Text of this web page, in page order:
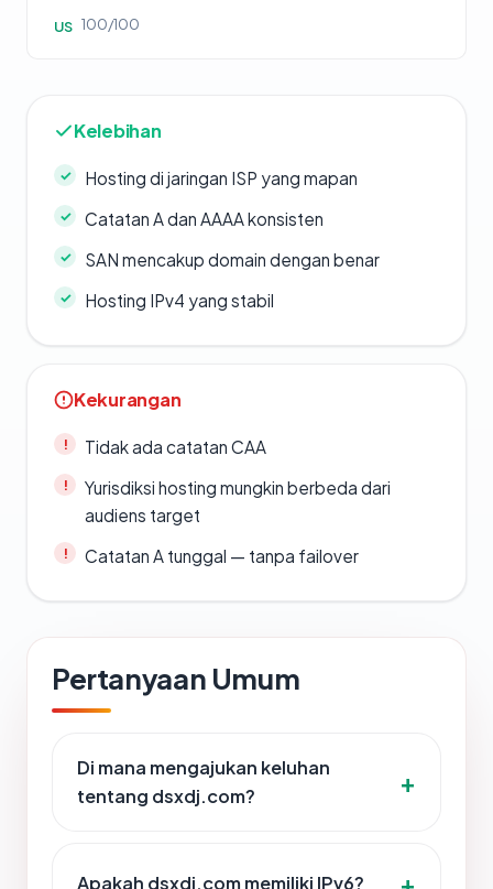
US 100/100
Kelebihan
Hosting di jaringan ISP yang mapan
Catatan A dan AAAA konsisten
SAN mencakup domain dengan benar
Hosting IPv4 yang stabil
Kekurangan
Tidak ada catatan CAA
Yurisdiksi hosting mungkin berbeda dari
audiens target
Catatan A tunggal — tanpa failover
Pertanyaan Umum
Di mana mengajukan keluhan
tentang dsxdj.com?
Apakah dsxdj.com memiliki IPv6?